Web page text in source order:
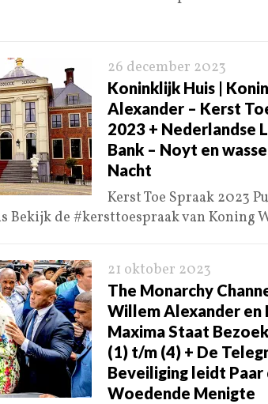
26 december 2023
Koninklijk Huis |
Alexander – Kerst
2023 + Nederlandse
Bank – Noyt en
Nacht
Kerst Toe Spraak 2023
Bekijk de #kersttoespraak van Koning
21 oktober 2023
The Monarchy
Willem Alexander en
Maxima Staat
(1) t/m (4) + De
Beveiliging leidt
Woedende Menigte